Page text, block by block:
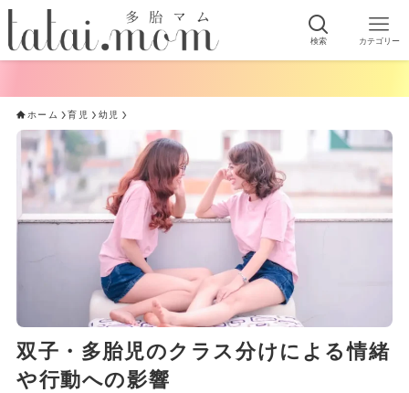
検索 カテゴリー
ホーム 育児 幼児
双子・多胎児のクラス分けによる情緒
や行動への影響